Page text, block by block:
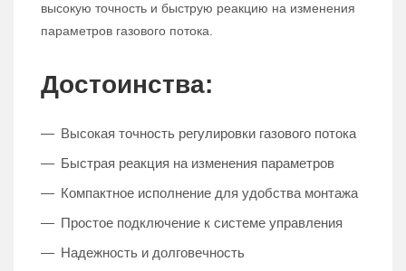
высокую точность и быструю реакцию на изменения
параметров газового потока.
Достоинства:
Высокая точность регулировки газового потока
Быстрая реакция на изменения параметров
Компактное исполнение для удобства монтажа
Простое подключение к системе управления
Надежность и долговечность